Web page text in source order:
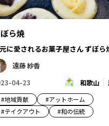
ら焼
に愛されるお菓子屋さん ずぼら
遠藤 紗香
04-23
和歌山
#地域貢献 #アットホーム
#テイクアウト #和の伝統